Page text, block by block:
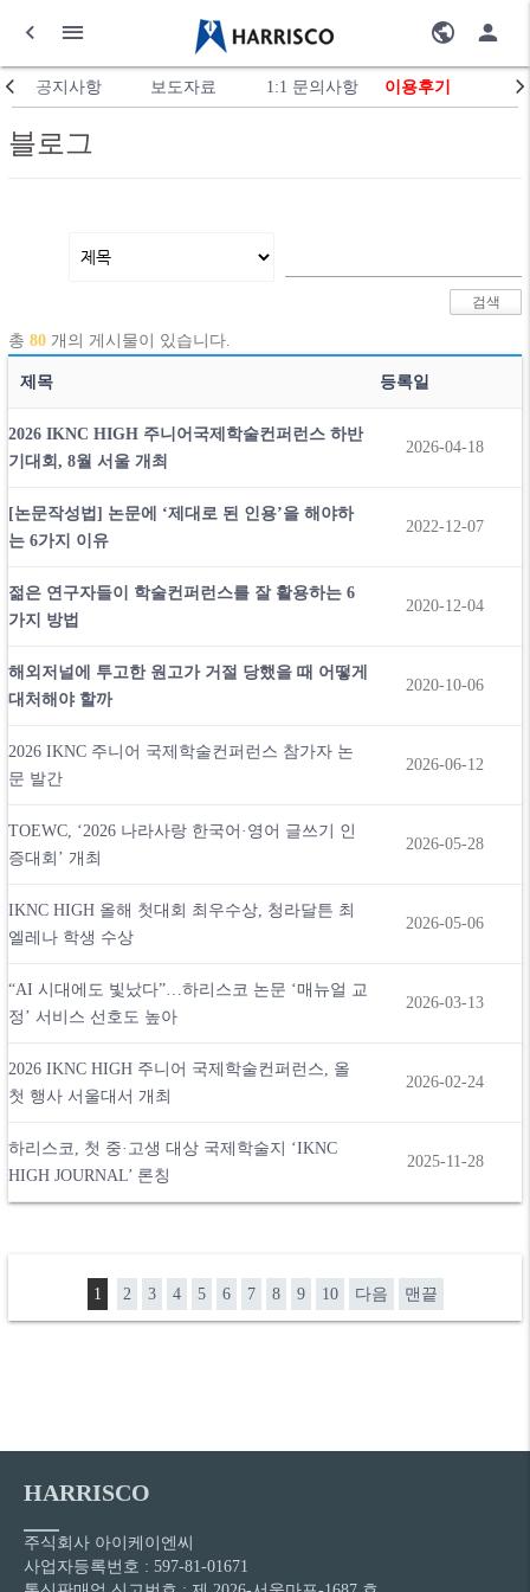
공지사항 보도자료 1:1 문의사항 이용후기
블로그
총 80개의 게시물이 있습니다.
제목 등록일
2026 IKNC HIGH 주니어국제학술컨퍼런스 하반
기대회, 8월 서울 개최
2026-04-18
[논문작성법] 논문에 ‘제대로 된 인용’을 해야하
는 6가지 이유
2022-12-07
젊은 연구자들이 학술컨퍼런스를 잘 활용하는 6
가지 방법
2020-12-04
해외저널에 투고한 원고가 거절 당했을 때 어떻게
대처해야 할까
2020-10-06
2026 IKNC 주니어 국제학술컨퍼런스 참가자 논
문 발간
2026-06-12
TOEWC, ‘2026 나라사랑 한국어·영어 글쓰기 인
증대회’ 개최
2026-05-28
IKNC HIGH 올해 첫대회 최우수상, 청라달튼 최
엘레나 학생 수상
2026-05-06
“AI 시대에도 빛났다”…하리스코 논문 ‘매뉴얼 교
정’ 서비스 선호도 높아
2026-03-13
2026 IKNC HIGH 주니어 국제학술컨퍼런스, 올
첫 행사 서울대서 개최
2026-02-24
하리스코, 첫 중·고생 대상 국제학술지 ‘IKNC
HIGH JOURNAL’ 론칭
2025-11-28
1 2 3 4 5 6 7 8 9 10 다음 맨끝
HARRISCO
주식회사 아이케이엔씨
사업자등록번호 : 597-81-01671